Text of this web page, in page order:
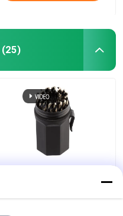
(25)
29 pièces de broyeur